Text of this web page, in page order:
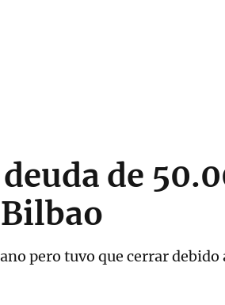
de
pero tuvo que cerrar debido